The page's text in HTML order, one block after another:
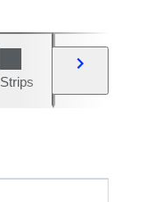
Strips